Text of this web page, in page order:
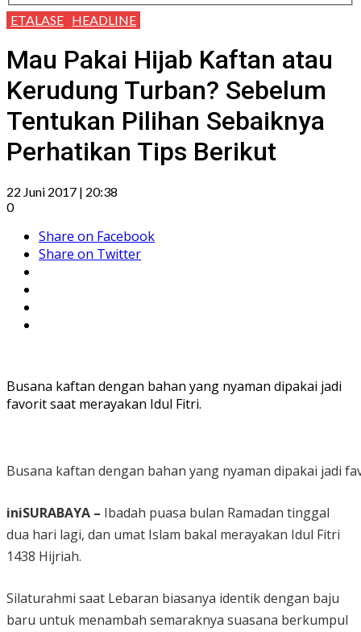
ETALASE HEADLINE
Mau Pakai Hijab Kaftan atau
Kerudung Turban? Sebelum
Tentukan Pilihan Sebaiknya
Perhatikan Tips Berikut
22 Juni 2017 | 20:38
0
Share on Facebook
Share on Twitter
Busana kaftan dengan bahan yang nyaman dipakai jadi
favorit saat merayakan Idul Fitri.
Busana kaftan dengan bahan yang nyaman dipakai jadi
iniSURABAYA – Ibadah puasa bulan Ramadan tinggal
dua hari lagi, dan umat Islam bakal merayakan Idul Fitri
1438 Hijriah.
Silaturahmi saat Lebaran biasanya identik dengan baju
baru untuk menambah semaraknya suasana berkumpul